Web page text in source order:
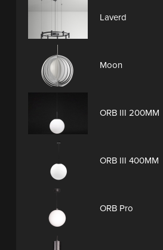
Laverd
Moon
ORB III 200MM
ORB III 400MM
ORB Pro